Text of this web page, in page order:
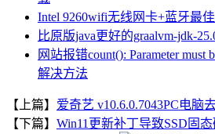
Intel 9260wifi无线网卡+蓝牙最
比原版java更好的graalvm-jdk-
网站报错count(): Parameter must
解决方法
【上篇】 爱奇艺 v10.6.0.7043PC电脑
【下篇】 Win11更新补丁导致SSD固